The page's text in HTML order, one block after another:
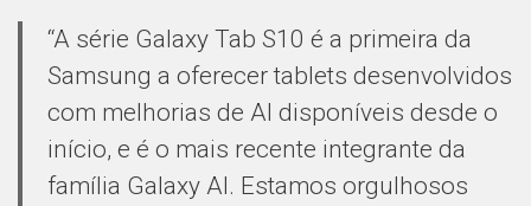
“A série Galaxy Tab S10 é a primeira da
Samsung a oferecer tablets desenvolvidos
com melhorias de AI disponíveis desde o
início, e é o mais recente integrante da
família Galaxy AI. Estamos orgulhosos